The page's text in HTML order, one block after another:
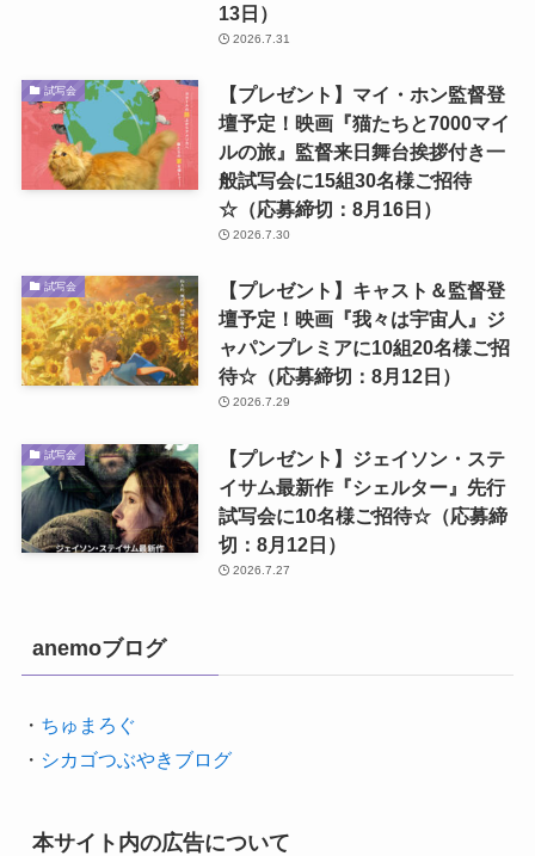
13日）
2026.7.31
試写会
【プレゼント】マイ・ホン監督登
壇予定！映画『猫たちと7000マイ
ルの旅』監督来日舞台挨拶付き一
般試写会に15組30名様ご招待
☆（応募締切：8月16日）
2026.7.30
試写会
【プレゼント】キャスト＆監督登
壇予定！映画『我々は宇宙人』ジ
ャパンプレミアに10組20名様ご招
待☆（応募締切：8月12日）
2026.7.29
試写会
【プレゼント】ジェイソン・ステ
イサム最新作『シェルター』先行
試写会に10名様ご招待☆（応募締
切：8月12日）
2026.7.27
anemoブログ
・ ちゅまろぐ
・ シカゴつぶやきブログ
本サイト内の広告について